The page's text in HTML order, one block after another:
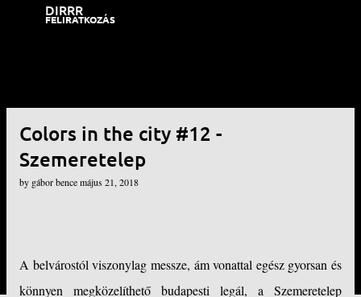
DIRRR
FELIRATKOZÁS
Colors in the city #12 -
Szemeretelep
by gábor bencemájus 21, 2018
A belvárostól viszonylag messze, ám vonattal egész gyorsan és
könnyen megközelíthető budapesti legál, a Szemeretelep